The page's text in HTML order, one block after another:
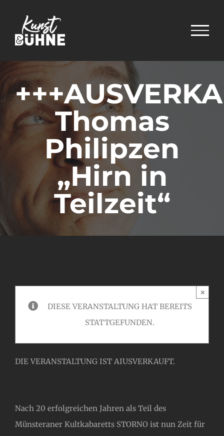
springen
Thomas
Philipzen
„Hirn in
Teilzeit“
DIESE VERANSTALTUNG HAT BEREITS
STATTGEFUNDEN.
×
DIE VERANSTALTUNG IST AIUSVERKAUFT.
Nach 20 erfolgreichen Jahren als Teil des
Münsteraner Kultkabaretts STORNO ist nun Zeit für